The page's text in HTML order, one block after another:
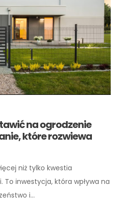
na ogrodzenie
które rozwiewa
niż tylko kwestia
To inwestycja, która wpływa na
i…